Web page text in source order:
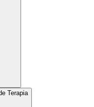
Terapia